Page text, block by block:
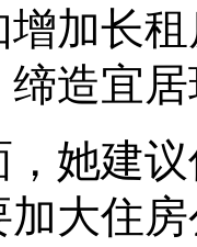
加长
造宜
建议
大住